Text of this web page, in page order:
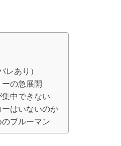
レあり）
の急展開
中できない
はいないのか
ブルーマン